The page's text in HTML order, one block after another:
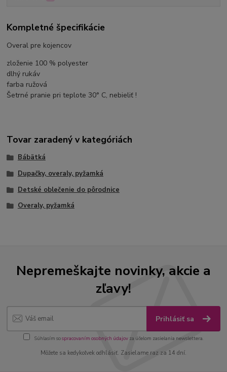
Kompletné špecifikácie
Overal pre kojencov
zloženie 100 % polyester
dlhý rukáv
farba ružová
Šetrné pranie pri teplote 30° C, nebieliť !
Tovar zaradený v kategóriách
Bábätká
Dupačky, overaly, pyžamká
Detské oblečenie do pôrodnice
Overaly, pyžamká
Nepremeškajte novinky, akcie a
zľavy!
Prihlásiť sa
Súhlasím sospracovaním osobných údajov za účelom zasielania newslettera.
Môžete sa kedykoľvek odhlásiť. Zasielame raz za 14 dní.